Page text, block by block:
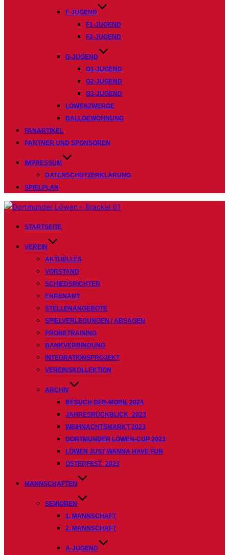
F-JUGEND
F1-JUGEND
F2-JUGEND
G-JUGEND
G1-JUGEND
G2-JUGEND
G3-JUGEND
LÖWENZWERGE
BALLGEWÖHNUNG
FANARTIKEL
PARTNER UND SPONSOREN
IMPRESSUM
DATENSCHUTZERKLÄRUNG
SPIELPLAN
Zum
springenSTARTSEITE
VEREIN
AKTUELLES
VORSTAND
SCHIEDSRICHTER
EHRENAMT
STELLENANGEBOTE
SPIELVERLEGUNGEN / ABSAGEN
PROBETRAINING
BANKVERBINDUNG
INTEGRATIONSPROJEKT
VEREINSKOLLEKTION
ARCHIV
BESUCH DFB-MOBIL 2024
JAHRESRÜCKBLICK_2023
WEIHNACHTSMARKT 2023
DORTMUNDER LÖWEN-CUP 2023
LÖWEN JUST WANNA HAVE FUN
OSTERFEST_2023
MANNSCHAFTEN
SENIOREN
1. MANNSCHAFT
2. MANNSCHAFT
A-JUGEND